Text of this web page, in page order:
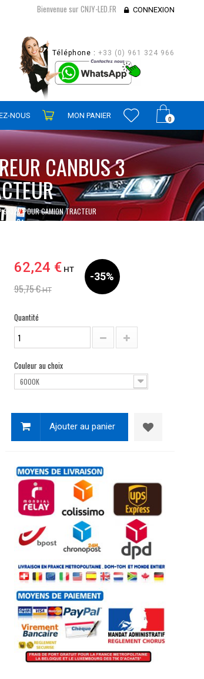
Bienvenue sur CNJY-LED.FR CONNEXION
Téléphone : +33 (0) 961 324 966
0
NOUS MON PANIER
CANBUS 3
POUR CAMION TRACTEUR
62,24 €HT
95,75 €HT
-35%
Quantité
Couleur au choix
6000K
Ajouter au panier